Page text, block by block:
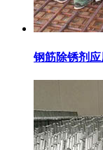
钢筋除锈剂应